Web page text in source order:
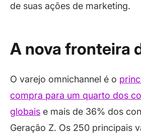
de suas ações de marketing.
A nova fronteira
O varejo omnichannel é o
compra para um quarto dos
globais e mais de 36% dos
Geração Z. Os 250 principais